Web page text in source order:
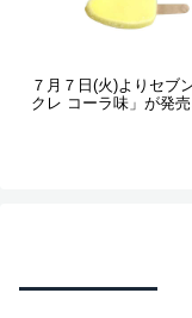
７月７日(火)よりセブ
クレ コーラ味」が発